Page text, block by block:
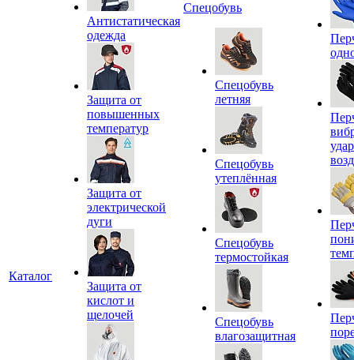
Каталог
Антистатическая
одежда
Защита от
повышенных
температур
Защита от
электрической
дуги
Защита от
кислот и
щелочей
Спецобувь
Спецобувь
летняя
Спецобувь
утеплённая
Спецобувь
термостойкая
Спецобувь
влагозащитная